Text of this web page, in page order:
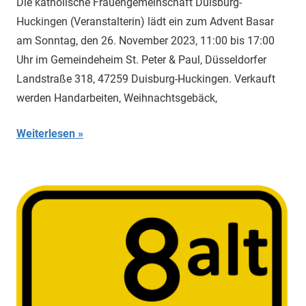
Die katholische Frauengemeinschaft Duisburg-
Huckingen (Veranstalterin) lädt ein zum Advent Basar
am Sonntag, den 26. November 2023, 11:00 bis 17:00
Uhr im Gemeindeheim St. Peter & Paul, Düsseldorfer
Landstraße 318, 47259 Duisburg-Huckingen. Verkauft
werden Handarbeiten, Weihnachtsgebäck,
Weiterlesen